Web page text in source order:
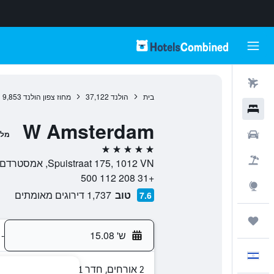
בית הולנד 37,122 מחוז צפון הולנד 9,853
W Amsterdam
5 כוכבים
Spuistraat 175, 1012 VN, אמסטרדם, מחוז צפון הולנד, הולנד
+31 208 112 500
7.6 טוב 1,737 דירוגים מאומתים
ש' 15.08 -
2 אורחים, חדר 1